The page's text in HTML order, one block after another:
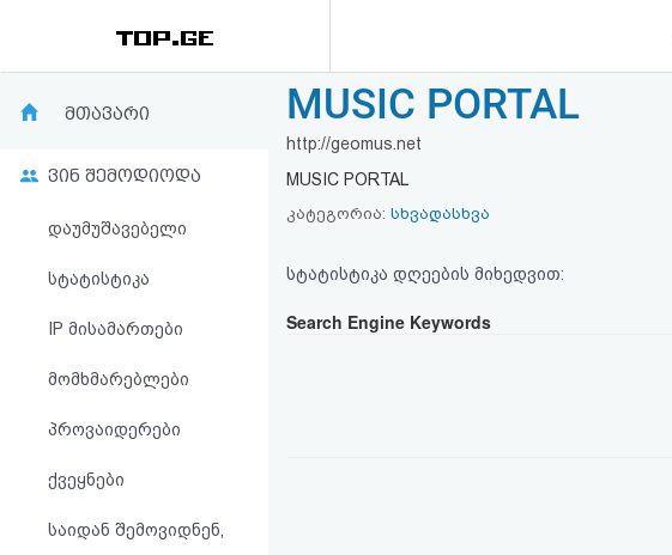
რეიტინგი
კითხვა-
პასუხი
ავტორიზაცია
რეგისტრაცია
მთავარი
ვინ შემოდიოდა
დაუმუშავებელი
სტატისტიკა
IP მისამართები
მომხმარებლები
პროვაიდერები
ქვეყნები
საიდან შემოვიდნენ,
MUSIC PORTAL
http://geomus.net
MUSIC PORTAL
კატეგორია: სხვადასხვა
სტატისტიკა დღეების მიხედვით:
Search Engine Keywords